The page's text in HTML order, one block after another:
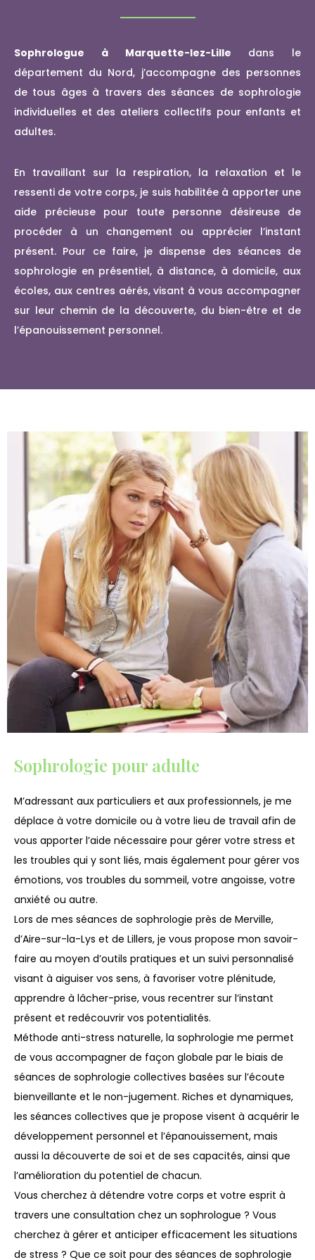
Sophrologue à Marquette-lez-Lille dans le
département du Nord, j’accompagne des personnes
de tous âges à travers des séances de sophrologie
individuelles et des ateliers collectifs pour enfants et
adultes.
En travaillant sur la respiration, la relaxation et le
ressenti de votre corps, je suis habilitée à apporter une
aide précieuse pour toute personne désireuse de
procéder à un changement ou apprécier l’instant
présent. Pour ce faire, je dispense des séances de
sophrologie en présentiel, à distance, à domicile, aux
écoles, aux centres aérés, visant à vous accompagner
sur leur chemin de la découverte, du bien-être et de
l’épanouissement personnel.
Sophrologie pour adulte
M’adressant aux particuliers et aux professionnels, je me
déplace à votre domicile ou à votre lieu de travail afin de
vous apporter l’aide nécessaire pour gérer votre stress et
les troubles qui y sont liés, mais également pour gérer vos
émotions, vos troubles du sommeil, votre angoisse, votre
anxiété ou autre.
Lors de mes séances de sophrologie près de Merville,
d’Aire-sur-la-Lys et de Lillers, je vous propose mon savoir-
faire au moyen d’outils pratiques et un suivi personnalisé
visant à aiguiser vos sens, à favoriser votre plénitude,
apprendre à lâcher-prise, vous recentrer sur l’instant
présent et redécouvrir vos potentialités.
Méthode anti-stress naturelle, la sophrologie me permet
de vous accompagner de façon globale par le biais de
séances de sophrologie collectives basées sur l’écoute
bienveillante et le non-jugement. Riches et dynamiques,
les séances collectives que je propose visent à acquérir le
développement personnel et l’épanouissement, mais
aussi la découverte de soi et de ses capacités, ainsi que
l’amélioration du potentiel de chacun.
Vous cherchez à détendre votre corps et votre esprit à
travers une consultation chez un sophrologue ? Vous
cherchez à gérer et anticiper efficacement les situations
de stress ? Que ce soit pour des séances de sophrologie